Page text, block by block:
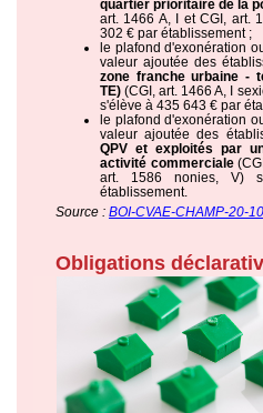
quartier prioritaire de la
art. 1466 A, I et CGI, art.
302 € par établissement ;
le plafond d'exonération
valeur ajoutée des
zone franche urbaine -
TE) (CGI, art. 1466 A, I
s'élève à 435 643 € par
le plafond d'exonération
valeur ajoutée des
QPV et exploités par
activité commerciale
art. 1586 nonies, V)
établissement.
Source : BOI-CVAE-CHAMP-20-
Obligations